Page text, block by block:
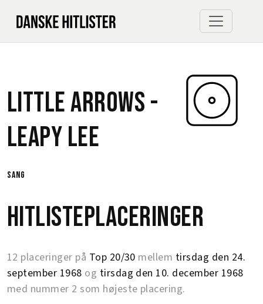
Little Arrows -
Leapy Lee
sang
Hitlisteplaceringer
12 placeringer på Top 20/30 mellem tirsdag den 24.
september 1968 og tirsdag den 10. december 1968
med nummer 2 som højeste placering.